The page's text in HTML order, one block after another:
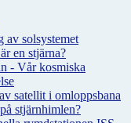
av solsystemet
en stjärna?
- Vår kosmiska
satellit i omloppsbana
stjärnhimlen?